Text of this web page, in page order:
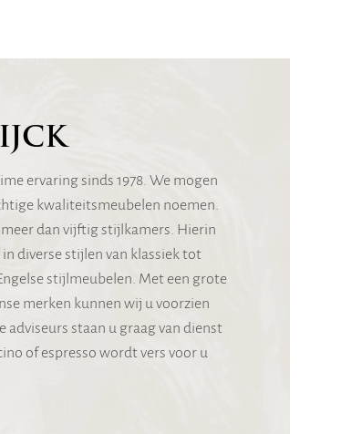
ervaring sinds 1978. We mogen
kwaliteitsmeubelen noemen.
dan vijftig stijlkamers. Hierin
diverse stijlen van klassiek tot
stijlmeubelen. Met een grote
merken kunnen wij u voorzien
staan u graag van dienst
of espresso wordt vers voor u